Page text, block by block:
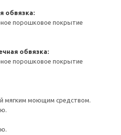
обвязка:
порошковое покрытие
обвязка:
порошковое покрытие
мягким моющим средством.